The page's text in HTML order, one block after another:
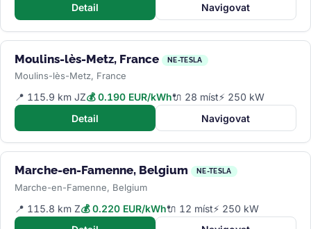
Detail
Navigovat
Moulins-lès-Metz, France NE-TESLA
Moulins-lès-Metz, France
📍 115.9 km JZ💰 0.190 EUR/kWh🔌 28 míst⚡ 250 kW
Detail
Navigovat
Marche-en-Famenne, Belgium NE-TESLA
Marche-en-Famenne, Belgium
📍 115.8 km Z💰 0.220 EUR/kWh🔌 12 míst⚡ 250 kW